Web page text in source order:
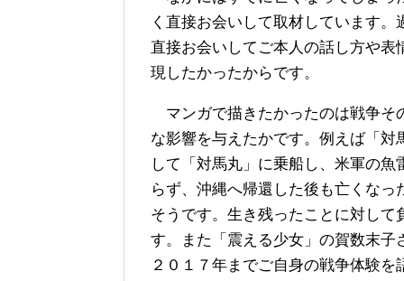
く直接お会いして取材しています
直接お会いしてご本人の話し方や
現したかったからです。
マンガで描きたかったのは戦争そ
な影響を与えたかです。例えば「
して「対馬丸」に乗船し、米軍の
らず、沖縄へ帰還した後も亡くな
そうです。生き残ったことに対し
す。また「震える少女」の賀数末
２０１７年までご自身の戦争体験